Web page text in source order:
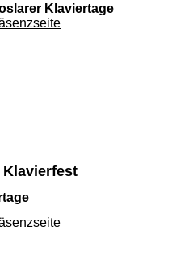
Klaviertage
Klavierfest